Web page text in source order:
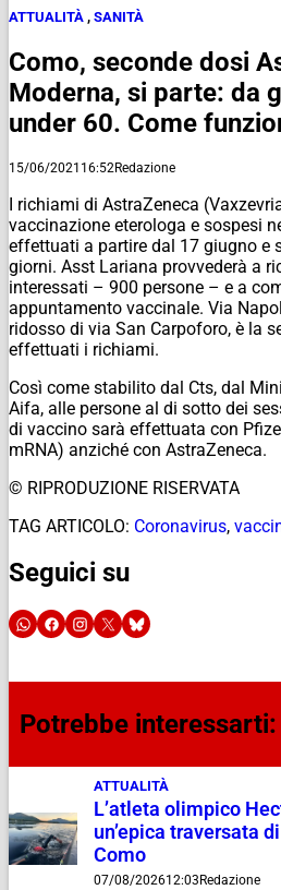
ATTUALITÀ , SANITÀ
Como, seconde dosi
Moderna, si parte: da
under 60. Come
15/06/2021 16:52Redazione
I richiami di AstraZeneca
vaccinazione eterologa e sospesi
effettuati a partire dal 17 giugno e
giorni. Asst Lariana provvederà a
interessati – 900 persone – e a
appuntamento vaccinale. Via
ridosso di via San Carpoforo, è la
effettuati i richiami.
Così come stabilito dal Cts, dal
Aifa, alle persone al di sotto dei
di vaccino sarà effettuata con
mRNA) anziché con AstraZeneca.
© RIPRODUZIONE RISERVATA
TAG ARTICOLO: Coronavirus,
Seguici su
Potrebbe interessarti:
ATTUALITÀ
L’atleta olimpico
un’epica traversata
Como
07/08/202612:03 Redazione